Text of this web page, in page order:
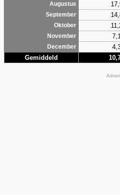
Augustus
September
Oktober
November
December
Gemiddeld